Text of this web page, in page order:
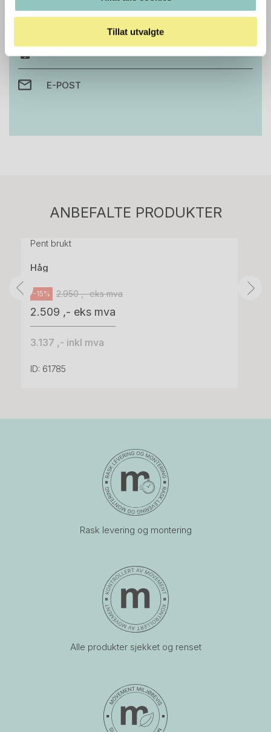
Tillat utvalgte
Ta kontakt med oss så hjelper vi deg!
E-POST
ANBEFALTE PRODUKTER
H05 5600 Swingback-armlene Mørk
Pent brukt
Håg
-15% 2.950 ,- eks mva
2.509 ,- eks mva
3.137 ,- inkl mva
ID: 61785
Rask levering og montering
Alle produkter sjekket og renset